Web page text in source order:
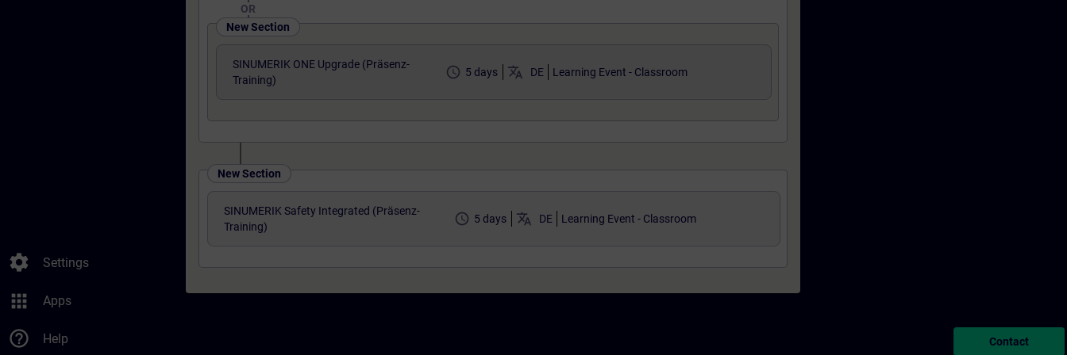
settings Settings
apps Apps
help_outline Help
OR
New Section
SINUMERIK ONE Upgrade (Präsenz-
Training)
access_time 5 days translate DE Learning Event - Classroom
New Section
SINUMERIK Safety Integrated (Präsenz-
Training)
access_time 5 days translate DE Learning Event - Classroom
Contact